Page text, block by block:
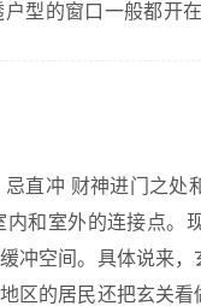
型的窗口一般都开
忌直冲 财神进门之
和室外的连接点。
冲空间。具体说来
区的居民还把玄关看